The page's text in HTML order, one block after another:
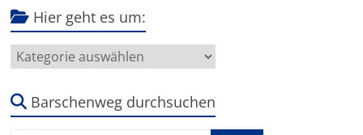
Hier geht es um:
Hier
geht
um:Barschenweg durchsuchen